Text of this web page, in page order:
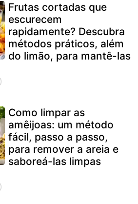
Frutas cortadas que
escurecem
rapidamente? Descubra
métodos práticos, além
do limão, para mantê-las
Como limpar as
amêijoas: um método
fácil, passo a passo,
para remover a areia e
saboreá-las limpas